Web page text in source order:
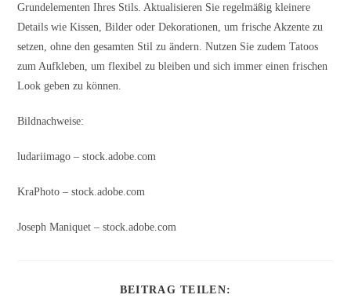
Grundelementen Ihres Stils. Aktualisieren Sie regelmäßig kleinere
Details wie Kissen, Bilder oder Dekorationen, um frische Akzente zu
setzen, ohne den gesamten Stil zu ändern. Nutzen Sie zudem Tatoos
zum Aufkleben, um flexibel zu bleiben und sich immer einen frischen
Look geben zu können.
Bildnachweise:
ludariimago – stock.adobe.com
KraPhoto – stock.adobe.com
Joseph Maniquet – stock.adobe.com
BEITRAG TEILEN: